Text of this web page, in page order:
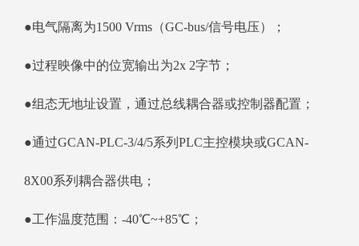
●电气隔离为1500 Vrms（GC-bus/信号电压）；
●过程映像中的位宽输出为2x 2字节；
●组态无地址设置，通过总线耦合器或控制器配置；
●通过GCAN-PLC-3/4/5系列PLC主控模块或GCAN-
8X00系列耦合器供电；
●工作温度范围：-40℃~+85℃；